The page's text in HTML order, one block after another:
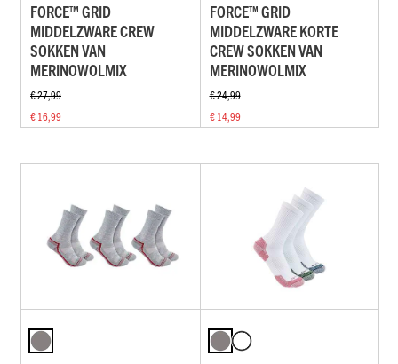
FORCE™ GRID
MIDDELZWARE CREW
SOKKEN VAN
MERINOWOLMIX
€ 27,99
€ 16,99
FORCE™ GRID
MIDDELZWARE KORTE
CREW SOKKEN VAN
MERINOWOLMIX
€ 24,99
€ 14,99